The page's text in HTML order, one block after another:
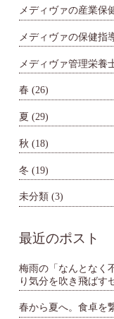
メディヴァの産業保
メディヴァの保健指
メディヴァ管理栄養
春 (26)
夏 (29)
秋 (18)
冬 (19)
未分類 (3)
最近のポスト
梅雨の「なんとなく
り気分を吹き飛ばす
春から夏へ。食卓を